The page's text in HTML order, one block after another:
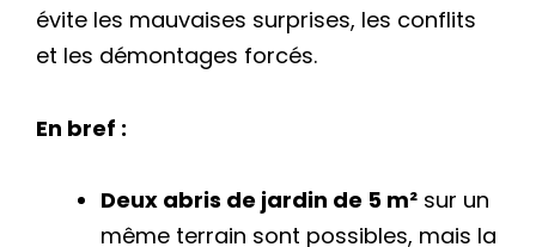
évite les mauvaises surprises, les conflits
et les démontages forcés.
En bref :
Deux abris de jardin de 5 m² sur un
même terrain sont possibles, mais la